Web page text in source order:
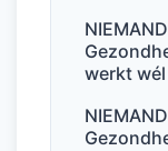
werkt wél